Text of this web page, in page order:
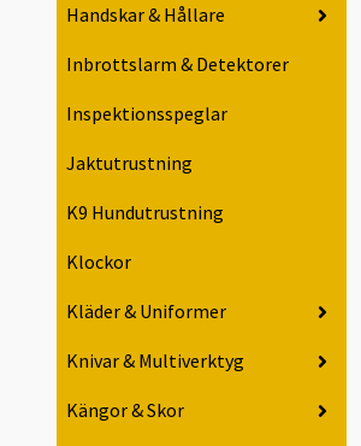
Handskar & Hållare
Inbrottslarm & Detektorer
Inspektionsspeglar
Jaktutrustning
K9 Hundutrustning
Klockor
Kläder & Uniformer
Knivar & Multiverktyg
Kängor & Skor